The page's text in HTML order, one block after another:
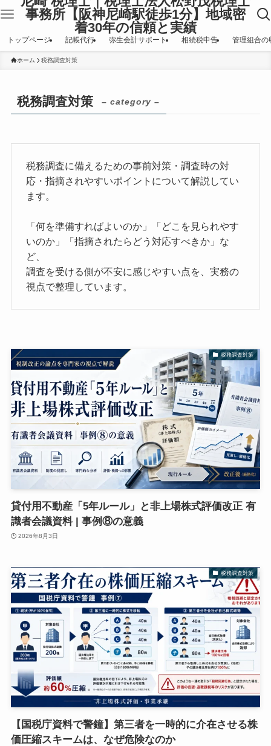
事務所【阪神尼崎駅徒歩1分】地域密
着30年の信頼と実績
トップページ 記帳代行 弥生会計サポート 相続税申告 管理組合の
ホーム 税務調査対策
税務調査対策 – category –
税務調査に備えるための事前対策・調査時の対
応・指摘されやすいポイントについて解説してい
ます。
「何を準備すればよいのか」「どこを見られやす
いのか」「指摘されたらどう対応すべきか」な
ど、
調査を受ける側が不安に感じやすい点を、実務の
視点で整理しています。
税務調査対策
貸付用不動産「5年ルール」と非上場株式評価改正 有
識者会議資料 | 事例⑧の意義
2026年8月3日
税務調査対策
【国税庁資料で警鐘】第三者を一時的に介在させる株
価圧縮スキームは、なぜ危険なのか